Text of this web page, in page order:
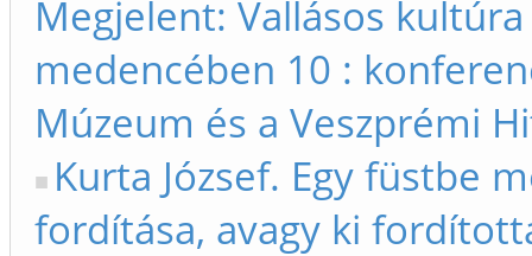
Megjelent: Vallásos
medencében 10 :
Múzeum és a Veszprémi
Kurta József. Egy füstbe
fordítása, avagy ki